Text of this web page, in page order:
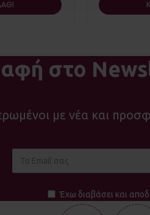
στο
με νέα και
Έχω διαβάσει και